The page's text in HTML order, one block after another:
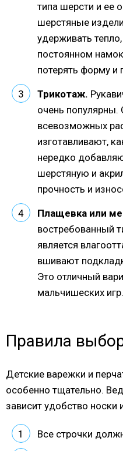
типа шерсти и ее
шерстяные
удерживать
постоянном
потерять форму и
Трикотаж.
очень популярны.
всевозможных
изготавливают,
нередко
шерстяную и
прочность и
Плащевка или
востребованный
является
вшивают
Это отличный
мальчишеских игр.
Правила
Детские варежки и
особенно тщательно.
зависит удобство носки
Все строчки